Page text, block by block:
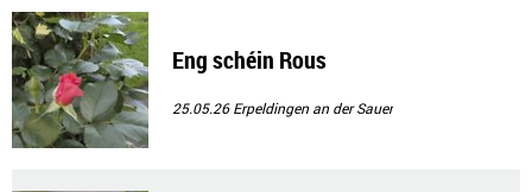
Eng schéin Rous
25.05.26Erpeldingen an der Sauer